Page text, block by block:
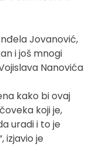
Jovanović,
i još mnogi
Nanovića
kako bi ovaj
koji je,
uradi i to je
izjavio je